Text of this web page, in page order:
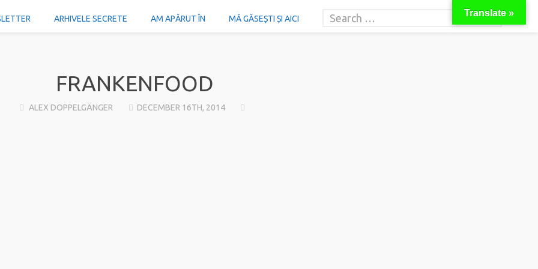
ARHIVELE SECRETE AM APĂRUT ÎN MĂ GĂSEȘTI ȘI AICI
FRANKENFOOD
ALEX DOPPELGÄNGER DECEMBER 16TH, 2014
Translate »